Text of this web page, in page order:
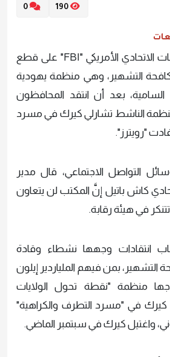
استقر مكتب التحقيقات الاتحادي الأمريكي "FBI" على قطع
التشهير، وهي منظمة يهودية
السامية، بعد أن انتقد المحافظون
الناشط تشارلي كيرك في مسرد
"رويترز".
التواصل الاجتماعي، قال مدير
كاش باتيل إنَّ المكتب لن يتعاون
في هيئة رقابة.
انتقادات وجهها نشطاء وقادة
التشهير، بمن فيهم الملياردير إيلون
منظمة "نقطة تحول الولايات
كيرك في "مسرد التطرف والكراهية"
واغتيل كيرك في سبتمبر الماضي.